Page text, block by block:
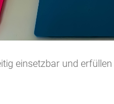
einsetzbar und